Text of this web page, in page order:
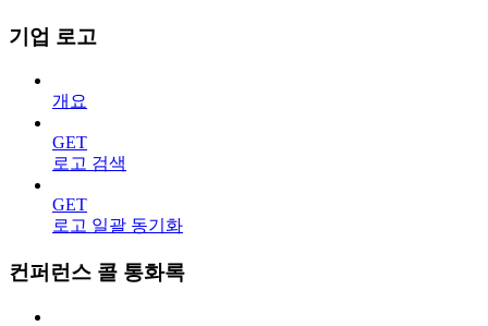
기업 로고
개요
GET
로고 검색
GET
로고 일괄 동기화
컨퍼런스 콜 통화록